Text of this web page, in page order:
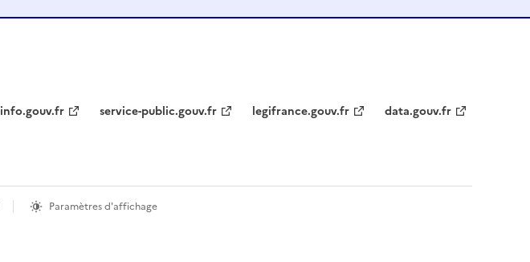
info.gouv.fr service-public.gouv.fr legifrance.gouv.fr data.gouv.fr
Paramètres d'affichage